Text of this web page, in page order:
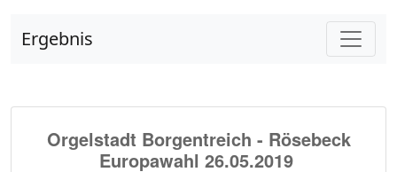
Ergebnis